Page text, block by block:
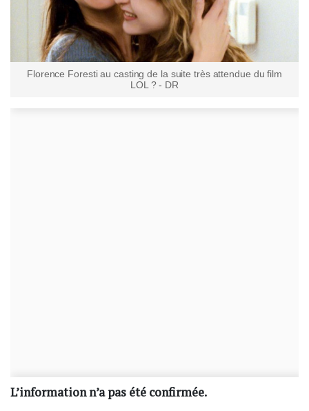
Florence Foresti au casting de la suite très attendue du film
LOL ? - DR
L’information n’a pas été confirmée.